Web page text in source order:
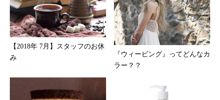
【2018年 7月】スタッフのお休
み
『ウィービング』ってどんなカ
ラー？？